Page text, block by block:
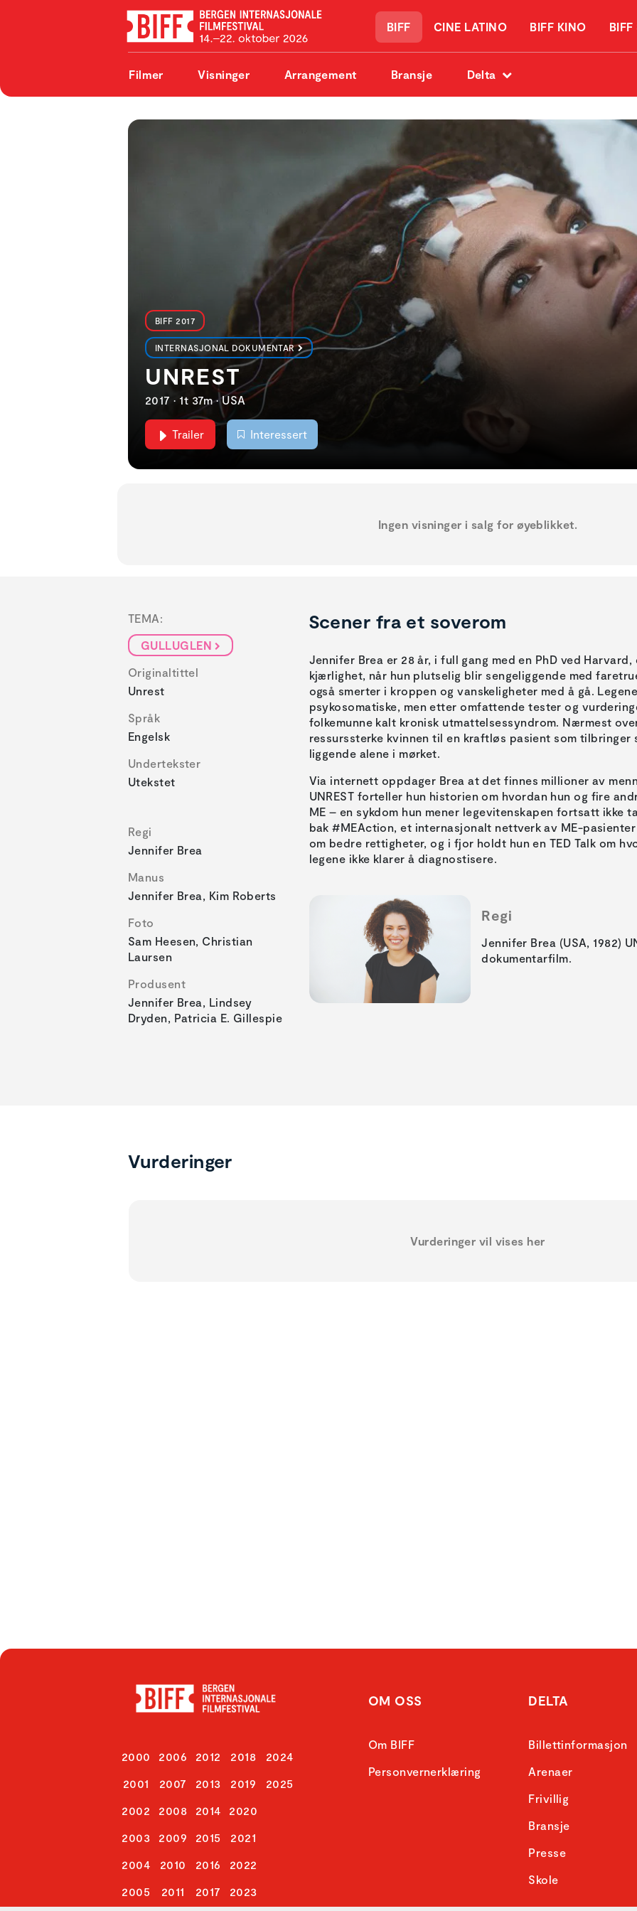
BIFF CINE LATINO BIFF KINO BIFF
Filmer Visninger Arrangement Bransje Delta
BIFF 2017
INTERNASJONAL DOKUMENTAR
UNREST
2017 • 1t 37m • USA
Trailer Interessert
Ingen visninger i salg for øyeblikket.
TEMA:
GULLUGLEN
Originaltittel
Unrest
Språk
Engelsk
Undertekster
Utekstet
Regi
Jennifer Brea
Manus
Jennifer Brea, Kim Roberts
Foto
Sam Heesen, Christian
Laursen
Produsent
Jennifer Brea, Lindsey
Dryden, Patricia E. Gillespie
Scener fra et soverom
Jennifer Brea er 28 år, i full gang med en PhD ved
kjærlighet, når hun plutselig blir sengeliggende med
også smerter i kroppen og vanskeligheter med å gå.
psykosomatiske, men etter omfattende tester og
folkemunne kalt kronisk utmattelsessyndrom. Nærmest
ressurssterke kvinnen til en kraftløs pasient som tilbringer
liggende alene i mørket.
Via internett oppdager Brea at det finnes millioner av
UNREST forteller hun historien om hvordan hun og fire
ME – en sykdom hun mener legevitenskapen fortsatt ikke
bak #MEAction, et internasjonalt nettverk av ME-
om bedre rettigheter, og i fjor holdt hun en TED Talk om
legene ikke klarer å diagnostisere.
Regi
Jennifer Brea (USA, 1982)
dokumentarfilm.
Vurderinger
Vurderinger vil vises her
2000
2001
2002
2003
2004
2005
2006
2007
2008
2009
2010
2011
2012
2013
2014
2015
2016
2017
2018
2019
2020
2021
2022
2023
2024
2025
OM OSS
Om BIFF
Personvernerklæring
DELTA
Billettinformasjon
Arenaer
Frivillig
Bransje
Presse
Skole